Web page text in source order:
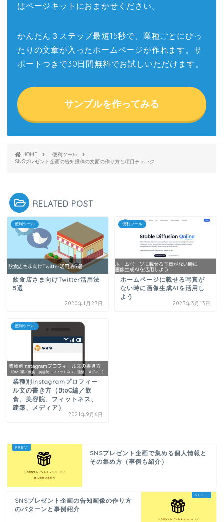
はページキットにおまかせください。
かんたん３ステップ最短15秒で、業種ごとにぴっ
たりの文章が入ったホームページが作れます。サ
ポートつきで30日間無料でお試しいただけます。
サンプルを作ってみる
HOME
便利ツール
SNSプレゼント企画の告知投稿の文面の作り方と項目チェック
RELATED POST
便利ツール
飲食店さま向けTwitter活用法
5選
2020年1月27日
便利ツール
ホームページに載せる写真が
ない時に画像生成AIを活用し
よう
2023年3月13日
便利ツール
業種別Instagramプロフィー
ル文の書き方（BtoC編／飲
食、美容院、フィットネス、
建築、メディア）
2021年9月6日
SNSプレゼント企画で集める個人情報と
その集め方（事例も紹介）
SNSプレゼント企画の告知画像の作り方
のパターンと事例紹介